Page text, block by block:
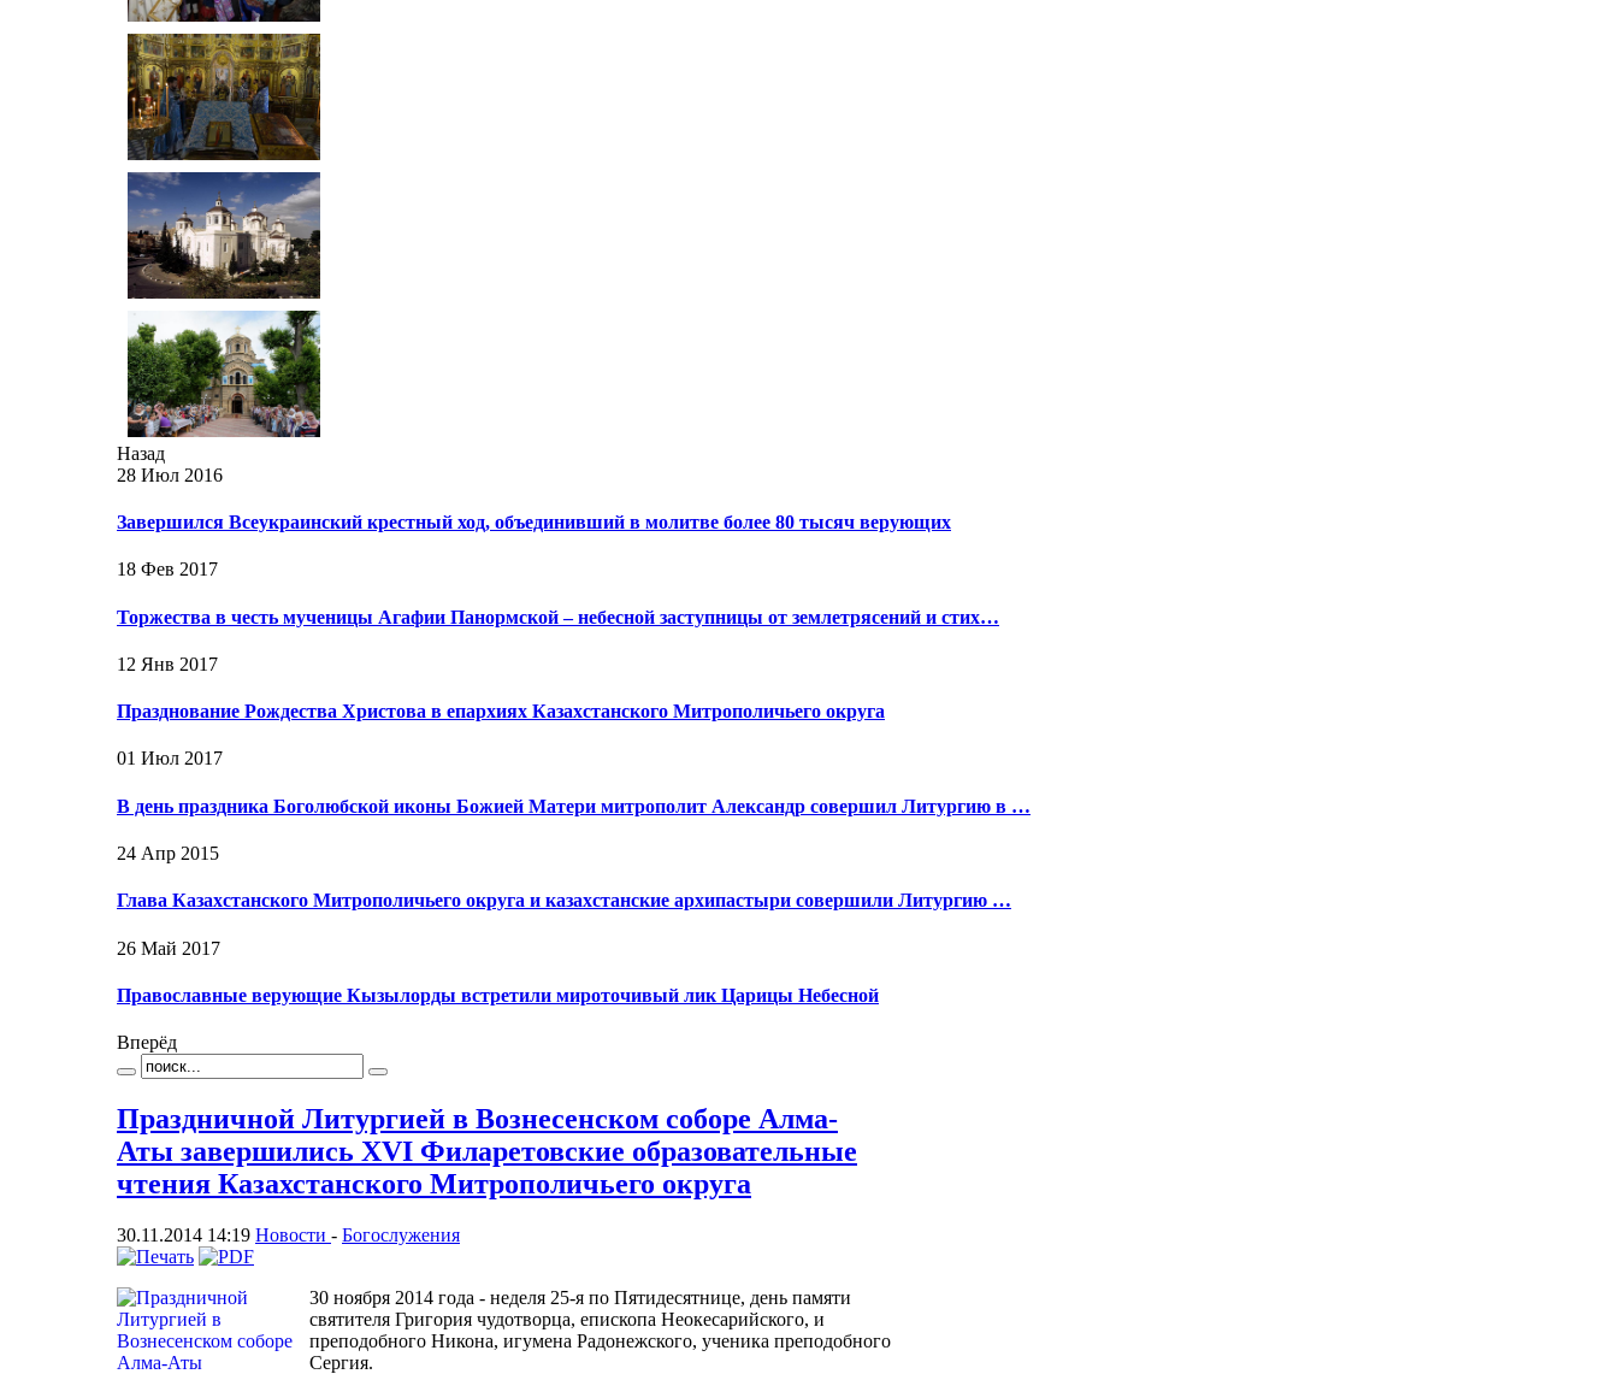
Назад
28 Июл 2016
Завершился Всеукраинский крестный ход, объединивший в молитве более 80 тысяч верующих
18 Фев 2017
Торжества в честь мученицы Агафии Панормской – небесной заступницы от землетрясений и стих…
12 Янв 2017
Празднование Рождества Христова в епархиях Казахстанского Митрополичьего округа
01 Июл 2017
В день праздника Боголюбской иконы Божией Матери митрополит Александр совершил Литургию в …
24 Апр 2015
Глава Казахстанского Митрополичьего округа и казахстанские архипастыри совершили Литургию …
26 Май 2017
Православные верующие Кызылорды встретили мироточивый лик Царицы Небесной
Вперёд
Праздничной Литургией в Вознесенском соборе Алма-
Аты завершились XVI Филаретовские образовательные
чтения Казахстанского Митрополичьего округа
30.11.2014 14:19 Новости - Богослужения
30 ноября 2014 года - неделя 25-я по Пятидесятнице, день памяти
святителя Григория чудотворца, епископа Неокесарийского, и
преподобного Никона, игумена Радонежского, ученика преподобного
Сергия.